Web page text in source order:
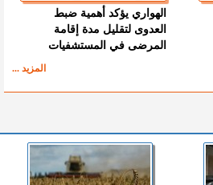
الهواري يؤكد أهمية ضبط
العدوى لتقليل مدة إقامة
المرضى في المستشفيات
المزيد ...